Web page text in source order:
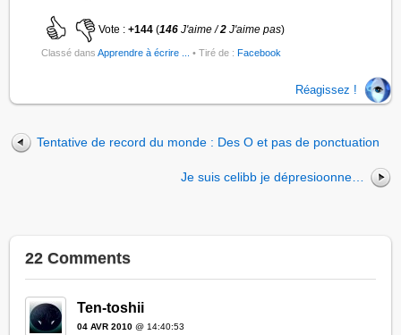
Vote :+144 (146J'aime /2 J'aime pas)
Classé dansApprendre à écrire ... • Tiré de :Facebook
Réagissez !
Tentative de record du monde : Des O et pas de ponctuation
Je suis celibb je dépresioonne…
22 Comments
Ten-toshii
04 AVR 2010 @ 14:40:53